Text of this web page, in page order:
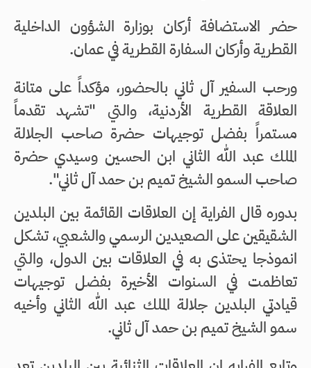
حضر الاستضافة أركان بوزارة الشؤون الداخلية
القطرية وأركان السفارة القطرية في عمان.
ورحب السفير آل ثاني بالحضور، مؤكداً على متانة
العلاقة القطرية الأردنية، والتي "تشهد تقدماً
مستمراً بفضل توجيهات حضرة صاحب الجلالة
الملك عبد الله الثاني ابن الحسين وسيدي حضرة
صاحب السمو الشيخ تميم بن حمد آل ثاني".
بدوره قال الفراية إن العلاقات القائمة بين البلدين
الشقيقين على الصعيدين الرسمي والشعبي، تشكل
انموذجا يحتذى به في العلاقات بين الدول، والتي
تعاظمت في السنوات الأخيرة بفضل توجيهات
قيادتي البلدين جلالة الملك عبد الله الثاني وأخيه
سمو الشيخ تميم بن حمد آل ثاني.